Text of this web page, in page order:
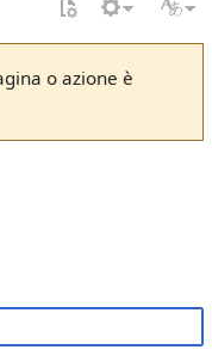
o azione è